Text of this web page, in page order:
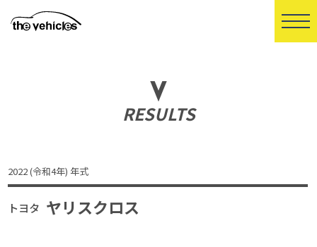
RESULTS
トヨタ ヤリスクロス
2022 (令和4年) 年式